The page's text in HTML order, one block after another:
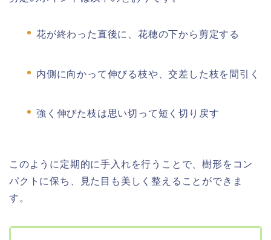
花が終わった直後に、花穂の下から剪定する
内側に向かって伸びる枝や、交差した枝を間引く
強く伸びた枝は思い切って短く切り戻す
このように定期的に手入れを行うことで、樹形をコン
パクトに保ち、見た目も美しく整えることができま
す。